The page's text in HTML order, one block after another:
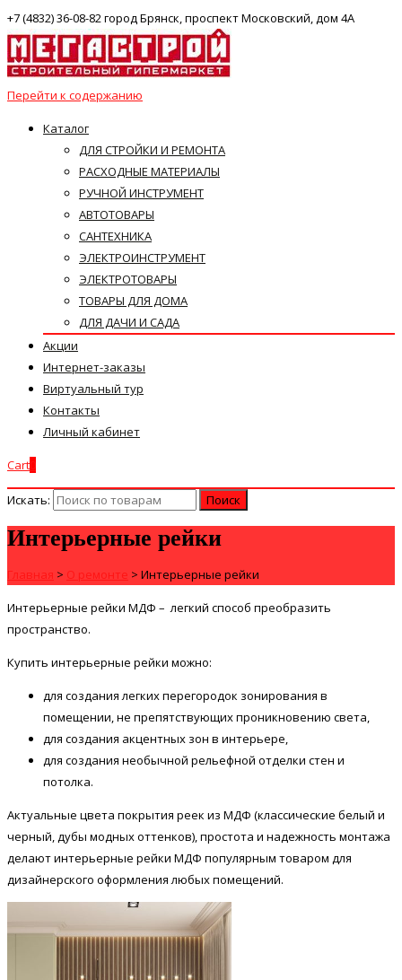
+7 (4832) 36-08-82 город Брянск, проспект Московский, дом 4А
Перейти к содержанию
Каталог
ДЛЯ СТРОЙКИ И РЕМОНТА
РАСХОДНЫЕ МАТЕРИАЛЫ
РУЧНОЙ ИНСТРУМЕНТ
АВТОТОВАРЫ
САНТЕХНИКА
ЭЛЕКТРОИНСТРУМЕНТ
ЭЛЕКТРОТОВАРЫ
ТОВАРЫ ДЛЯ ДОМА
ДЛЯ ДАЧИ И САДА
Акции
Интернет-заказы
Виртуальный тур
Контакты
Личный кабинет
Cart
Искать:
Интерьерные рейки
Главная > О ремонте > Интерьерные рейки
Интерьерные рейки МДФ – легкий способ преобразить
пространство.
Купить интерьерные рейки можно:
для создания легких перегородок зонирования в
помещении, не препятствующих проникновению света,
для создания акцентных зон в интерьере,
для создания необычной рельефной отделки стен и
потолка.
Актуальные цвета покрытия реек из МДФ (классические белый и
черный, дубы модных оттенков), простота и надежность монтажа
делают интерьерные рейки МДФ популярным товаром для
дизайнерского оформления любых помещений.